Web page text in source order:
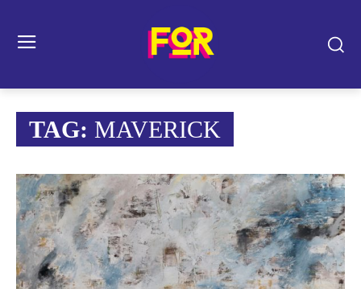
TAG: MAVERICK